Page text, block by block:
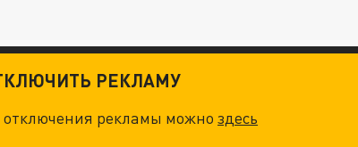
РЕКЛАМУ
отключения рекламы можноздесь